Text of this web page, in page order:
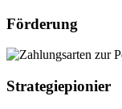
Förderung
Strategiepionier